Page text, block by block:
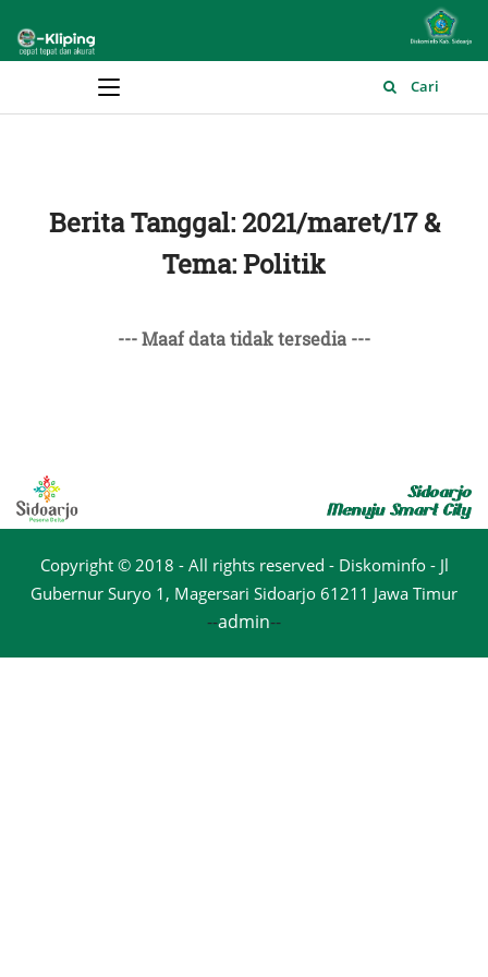
Main Menu Cari
Berita Tanggal: 2021/maret/17 &
Tema: Politik
--- Maaf data tidak tersedia ---
Copyright © 2018 - All rights reserved - Diskominfo - Jl
Gubernur Suryo 1, Magersari Sidoarjo 61211 Jawa Timur
--admin--